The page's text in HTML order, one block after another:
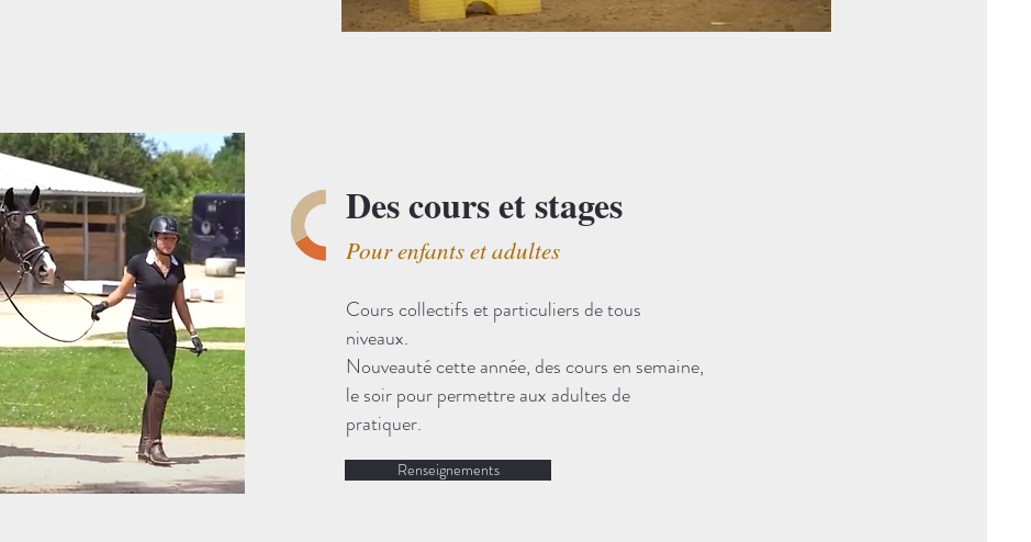
Des cours et stages
Pour enfants et adultes
Cours collectifs et particuliers de tous
niveaux.
Nouveauté cette année, des cours en semaine,
le soir pour permettre aux adultes de
pratiquer.
Renseignements